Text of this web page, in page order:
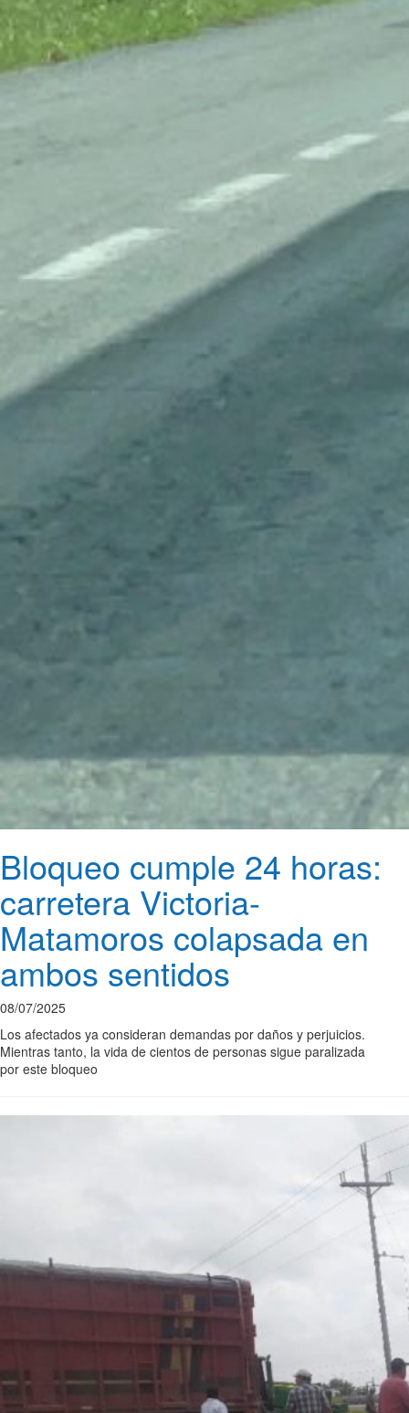
Bloqueo cumple 24 horas:
carretera Victoria-
Matamoros colapsada en
ambos sentidos
08/07/2025
Los afectados ya consideran demandas por daños y perjuicios.
Mientras tanto, la vida de cientos de personas sigue paralizada
por este bloqueo